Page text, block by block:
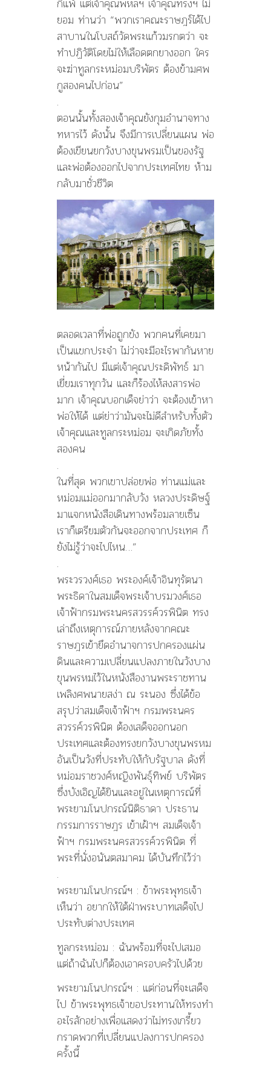
ยอม ท่านว่า “พวกเราคณะราษฎร์ได้ไป
สาบานในโบสถ์วัดพระแก้วมรกตว่า จะ
ทำปฏิวัติโดยไม่ให้เลือดตกยางออก ใคร
จะฆ่าทูลกระหม่อมบริพัตร ต้องข้ามศพ
กูสองคนไปก่อน”
.
ตอนนั้นทั้งสองเจ้าคุณยังกุมอำนาจทาง
ทหารไว้ ดังนั้น จึงมีการเปลี่ยนแผน พ่อ
ต้องเขียนยกวังบางขุนพรมเป็นของรัฐ
และพ่อต้องออกไปจากประเทศไทย ห้าม
กลับมาชั่วชีวิต
ตลอดเวลาที่พ่อถูกขัง พวกคนที่เคยมา
เป็นแขกประจำ ไม่ว่าจะมีอะไรพากันหาย
หน้ากันไป มีแต่เจ้าคุณประดิพัทธ์ มา
เยี่ยมเราทุกวัน และก็ร้องไห้สงสารพ่อ
มาก เจ้าคุณบอกเด็จย่าว่า จะต้องเข้าหา
พ่อให้ได้ แต่ย่าว่ามันจะไม่ดีสำหรับทั้งตัว
เจ้าคุณและทูลกระหม่อม จะเกิดภัยทั้ง
สองคน
.
ในที่สุด พวกเขาปล่อยพ่อ ท่านแม่และ
หม่อมแม่ออกมากลับวัง หลวงประดิษฐ์
มาแจกหนังสือเดินทางพร้อมลายเซ็น
เราก็เตรียมตัวกันจะออกจากประเทศ ก็
ยังไม่รู้ว่าจะไปไหน…”
.
พระวรวงศ์เธอ พระองค์เจ้าอินทุรัตนา
พระธิดาในสมเด็จพระเจ้าบรมวงศ์เธอ
เจ้าฟ้ากรมพระนครสวรรค์วรพินิต ทรง
เล่าถึงเหตุการณ์ภายหลังจากคณะ
ราษฎรเข้ายึดอำนาจการปกครองแผ่น
ดินและความเปลี่ยนแปลงภายในวังบาง
ขุนพรหมไว้ในหนังสืองานพระราชทาน
เพลิงศพนายสง่า ณ ระนอง ซึ่งได้ข้อ
สรุปว่าสมเด็จเจ้าฟ้าฯ กรมพระนคร
สวรรค์วรพินิต ต้องเสด็จออกนอก
ประเทศและต้องทรงยกวังบางขุนพรหม
อันเป็นวังที่ประทับให้กับรัฐบาล ดังที่
หม่อมราชวงศ์หญิงพันธุ์ทิพย์ บริพัตร
ซึ่งบังเอิญได้ยินและอยู่ในเหตุการณ์ที่
พระยามโนปกรณ์นิติธาดา ประธาน
กรรมการราษฎร เข้าเฝ้าฯ สมเด็จเจ้า
ฟ้าฯ กรมพระนครสวรรค์วรพินิต ที่
พระที่นั่งอนันตสมาคม ได้บันทึกไว้ว่า
.
พระยามโนปกรณ์ฯ : ข้าพระพุทธเจ้า
เห็นว่า อยากให้ใต้ฝ่าพระบาทเสด็จไป
ประทับต่างประเทศ
ทูลกระหม่อม : ฉันพร้อมที่จะไปเสมอ
แต่ถ้าฉันไปก็ต้องเอาครอบครัวไปด้วย
พระยามโนปกรณ์ฯ : แต่ก่อนที่จะเสด็จ
ไป ข้าพระพุทธเจ้าขอประทานให้ทรงทำ
อะไรสักอย่างเพื่อแสดงว่าไม่ทรงเกรี้ยว
กราดพวกที่เปลี่ยนแปลงการปกครอง
ครั้งนี้